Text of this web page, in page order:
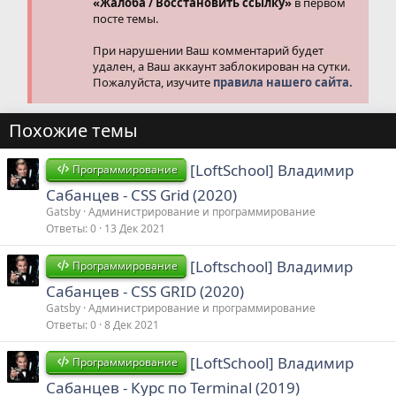
посте темы.
При нарушении Ваш комментарий будет
удален, а Ваш аккаунт заблокирован на сутки.
Пожалуйста, изучите правила нашего сайта.
Похожие темы
Программирование
[LoftSchool] Владимир
Сабанцев - CSS Grid (2020)
Gatsby Администрирование и программирование
Ответы 0 13 Дек 2021
Программирование
[Loftschool] Владимир
Сабанцев - CSS GRID (2020)
Gatsby Администрирование и программирование
Ответы 0 8 Дек 2021
Программирование
[LoftSchool] Владимир
Сабанцев - Курс по Terminal (2019)